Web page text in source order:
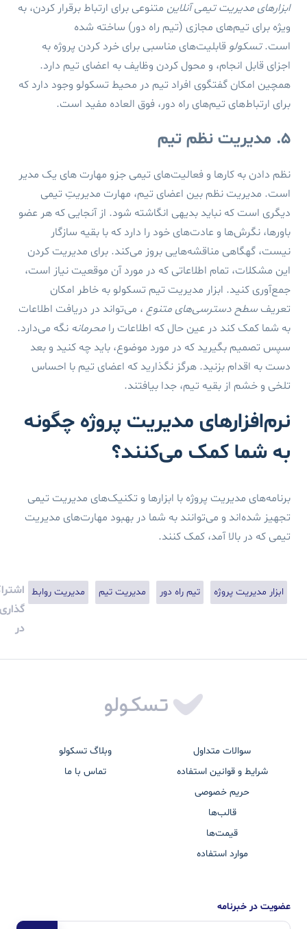
ابزارهای مدیریت تیمی آنلاین متنوعی برای ارتباط برقرار کردن، به
ویژه برای تیم‌های مجازی (تیم راه دور) ساخته شده
است.تسکولو قابلیت‌های مناسبی برای خرد کردن پروژه به
اجزای قابل انجام، و محول کردن وظایف به اعضای تیم دارد.
همچین امکان گفتگوی افراد تیم در محیط تسکولو وجود دارد که
برای ارتباط‌های تیم‌های راه دور، فوق العاده مفید است.
۵. مدیریت نظم تیم
نظم دادن به کارها و فعالیت‌های تیمی جزو مهارت های یک مدیر
است. مدیریت نظم بین اعضای تیم، مهارت مدیریتِ تیمی
دیگری است که نباید بدیهی انگاشته شود. از آنجایی که هر عضو
باورها، نگرش‌ها و عادت‌های خود را دارد که با بقیه سازگار
نیست، گهگاهی مناقشه‌هایی بروز می‌کند. برای مدیریت کردن
این مشکلات، تمام اطلاعاتی که در مورد آن موقعیت نیاز است،
جمع‌آوری کنید. ابزار مدیریت تیم تسکولو به خاطر امکان
تعریف سطح دسترسی‌های متنوع ، می‌تواند در دریافت اطلاعات
به شما کمک کند در عین حال که اطلاعات را محرمانه نگه می‌دارد.
سپس تصمیم بگیرید که در مورد موضوع، باید چه کنید و بعد
دست به اقدام بزنید. هرگز نگذارید که اعضای تیم با احساس
تلخی و خشم از بقیه تیم، جدا بیافتند.
نرم‌افزارهای مدیریت پروژه چگونه
به شما کمک می‌کنند؟
برنامه‌های مدیریت پروژه با ابزارها و تکنیک‌های مدیریت تیمی
تجهیز شده‌اند و می‌توانند به شما در بهبود مهارت‌های مدیریت
تیمی که در بالا آمد، کمک کنند.
ابزار مدیریت پروژه تیم راه دور مدیریت تیم مدیریت روابط
گذاری
در
سوالات متداول
شرایط و قوانین استفاده
حریم خصوصی
وبلاگ تسکولو
تماس با ما
قالب‌ها
قیمت‌ها
موارد استفاده
عضویت در خبرنامه